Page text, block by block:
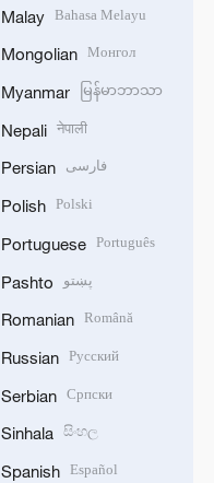
Malay Bahasa Melayu
Mongolian Монгол
Myanmar မြန်မာဘာသာ
Nepali नेपाली
Persian فارسی
Polish Polski
Portuguese Português
Pashto پښتو
Romanian Română
Russian Русский
Serbian Српски
Sinhala සිංහල
Spanish Español